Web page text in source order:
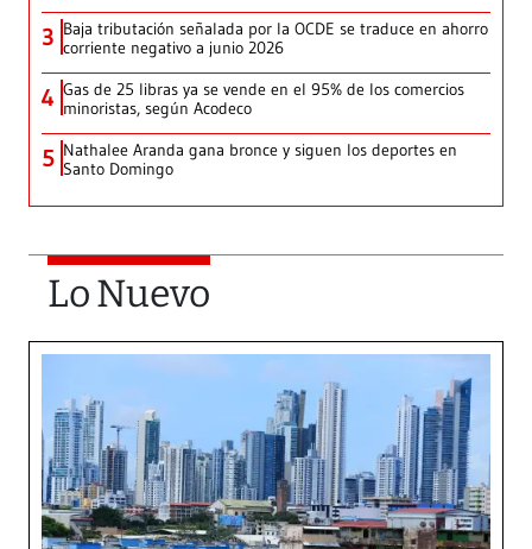
3 Baja tributación señalada por la OCDE se traduce en ahorro
corriente negativo a junio 2026
4 Gas de 25 libras ya se vende en el 95% de los comercios
minoristas, según Acodeco
5 Nathalee Aranda gana bronce y siguen los deportes en
Santo Domingo
Lo Nuevo